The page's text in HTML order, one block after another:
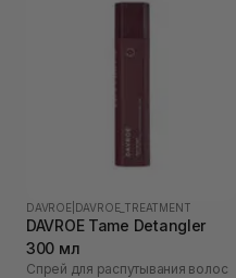
DAVROE DAVROE_TREATMENT
DAVROE Tame Detangler
300 мл
Спрей для распутывания волос